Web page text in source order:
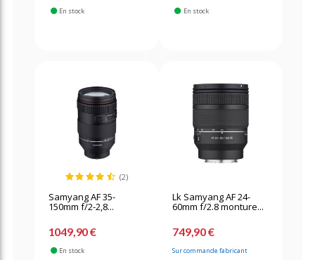
En stock En stock
(2)
Samyang AF 35-
150mm f/2-2,8...
1049,90 €
En stock
Lk Samyang AF 24-
60mm f/2.8 monture...
749,90 €
Sur commande fabricant